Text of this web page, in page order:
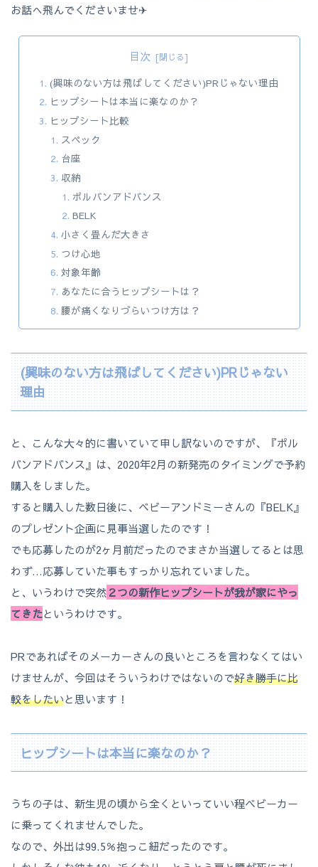
お話へ飛んでくださいませ✈
目次
(興味のない方は飛ばしてください)PRじゃない理由
ヒップシートは本当に楽なのか？
ヒップシート比較
スペック
台座
収納
ポルバンアドバンス
BELK
小さく畳んだ大きさ
つけ心地
対象年齢
あなたに合うヒップシートは？
腰が痛くなりづらいつけ方は？
(興味のない方は飛ばしてください)PRじゃない
理由
と、こんな大々的に書いていて申し訳ないのですが、『ポル
バンアドバンス』は、2020年2月の新発売のタイミングで予約
購入をしました。
すると購入した数日後に、ベビーアンドミーさんの『BELK』
のプレゼント企画に見事当選したのです！
でも応募したのが2ヶ月前だったのでまさか当選してるとは思
わず…応募していた事もすっかり忘れていました。
と、いうわけで突然２つの新作ヒップシートが我が家にやっ
てきたというわけです。
PRであればそのメーカーさんの良いところを言わなくてはい
けませんが、今回はそういうわけではないので好き勝手に比
較をしたいと思います！
ヒップシートは本当に楽なのか？
うちの子は、新生児の頃から全くといっていい程ベビーカー
に乗ってくれませんでした。
なので、外出は99.5％抱っこ紐だったのです。